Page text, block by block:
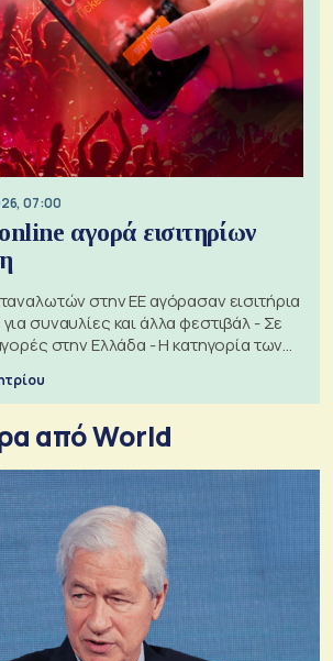
07:00
αγορά εισιτηρίων
στην ΕΕ αγόρασαν εισιτήρια
συναυλίες και άλλα φεστιβάλ - Σε
στην Ελλάδα - Η κατηγορία των
από World